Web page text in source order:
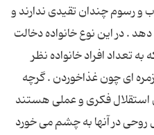
و رسوم چندان تقیدی ندارند و
. در این نوع خانواده دخالت
به تعداد افراد خانواده نظر
ای چون غذاخوردن . گرچه
استقلال فكری و عملی هستند
در آنها به چشم می خورد